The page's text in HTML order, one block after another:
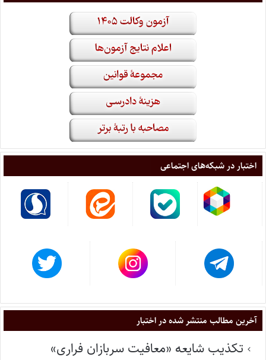
اختبار در شبکه‌های اجتماعی
آخرین مطالب منتشر شده در اختبار
تکذیب شایعه «معافیت سربازان فراری»